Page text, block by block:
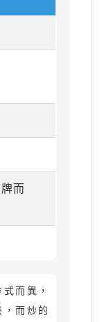
而
而異，
而炒的